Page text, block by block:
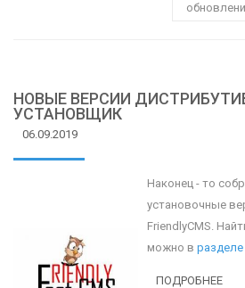
НОВЫЕ ВЕРСИИ
УСТАНОВЩИК
06.09.2019
Наконец - то
установочные
FriendlyCMS.
можно в разделе
ПОДРОБНЕЕ